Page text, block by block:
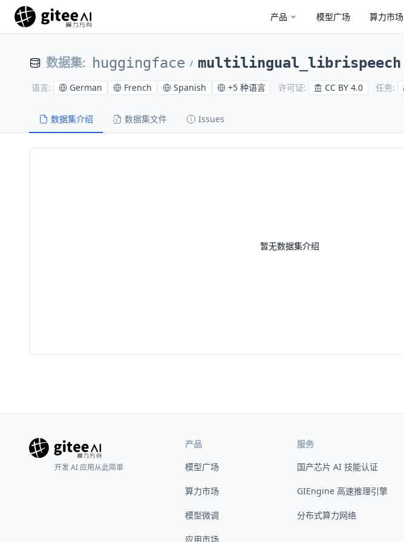
产品 模型广场 算力市场
数据集: huggingface / multilingual_librispeech
语言: German French Spanish +5 种语言 许可证: CC BY 4.0 任务:
数据集介绍 数据集文件 Issues
暂无数据集介绍
开发 AI 应用从此简单
产品
模型广场
算力市场
模型微调
应用市场
服务
国产芯片 AI 技能认证
GIEngine 高速推理引擎
分布式算力网络